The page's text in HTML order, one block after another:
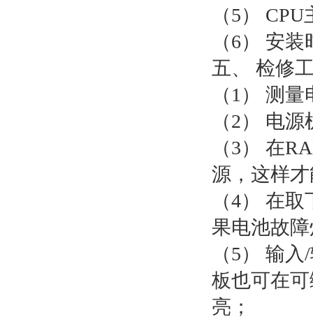
（5）
（6） 安
五、 检修
（1） 测
（2） 电
（3） 在
源，这样
（4） 在
果电池故
（5） 输
板也可在
亮；